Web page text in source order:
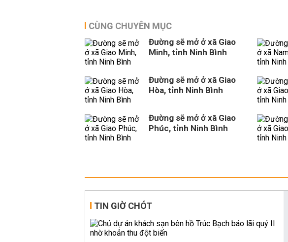
CÙNG CHUYÊN MỤC
Đường sẽ mở ở xã Giao
Minh, tỉnh Ninh Bình
Đường sẽ mở ở xã Giao
Hòa, tỉnh Ninh Bình
Đường sẽ mở ở xã Giao
Phúc, tỉnh Ninh Bình
TIN GIỜ CHÓT